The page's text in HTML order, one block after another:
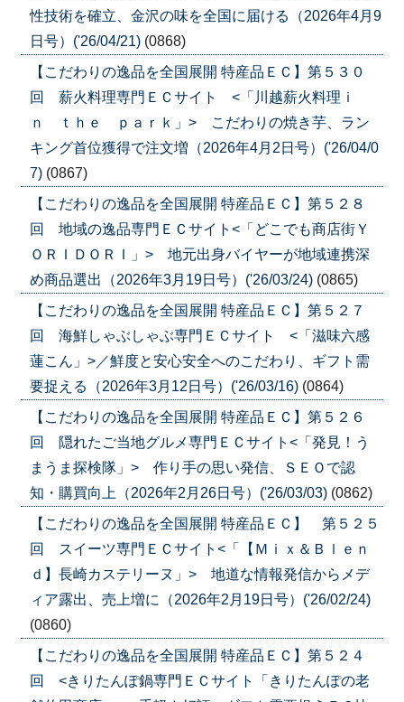
性技術を確立、金沢の味を全国に届ける（2026年4月9
日号）('26/04/21) (0868)
【こだわりの逸品を全国展開 特産品ＥＣ】第５３０
回 薪火料理専門ＥＣサイト <「川越薪火料理ｉ
ｎ ｔｈｅ ｐａｒｋ」> こだわりの焼き芋、ラン
キング首位獲得で注文増（2026年4月2日号）('26/04/0
7) (0867)
【こだわりの逸品を全国展開 特産品ＥＣ】第５２８
回 地域の逸品専門ＥＣサイト<「どこでも商店街Ｙ
ＯＲＩＤＯＲＩ」> 地元出身バイヤーが地域連携深
め商品選出（2026年3月19日号）('26/03/24) (0865)
【こだわりの逸品を全国展開 特産品ＥＣ】第５２７
回 海鮮しゃぶしゃぶ専門ＥＣサイト <「滋味六感
蓮こん」>／鮮度と安心安全へのこだわり、ギフト需
要捉える（2026年3月12日号）('26/03/16) (0864)
【こだわりの逸品を全国展開 特産品ＥＣ】第５２６
回 隠れたご当地グルメ専門ＥＣサイト<「発見！う
まうま探検隊」> 作り手の思い発信、ＳＥＯで認
知・購買向上（2026年2月26日号）('26/03/03) (0862)
【こだわりの逸品を全国展開 特産品ＥＣ】 第５２５
回 スイーツ専門ＥＣサイト<「【Ｍｉｘ＆Ｂｌｅｎ
ｄ】長崎カステリーヌ」> 地道な情報発信からメデ
ィア露出、売上増に（2026年2月19日号）('26/02/24)
(0860)
【こだわりの逸品を全国展開 特産品ＥＣ】第５２４
回 <きりたんぽ鍋専門ＥＣサイト「きりたんぽの老